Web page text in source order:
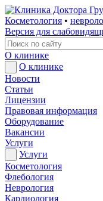
Косметология •
Версия для
О клинике
О клинике
Новости
Статьи
Лицензии
Правовая информация
Оборудование
Вакансии
Услуги
Услуги
Косметология
Флебология
Неврология
Кардиология